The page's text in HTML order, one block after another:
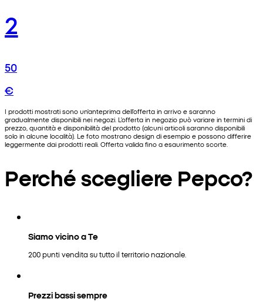
2
50
€
I prodotti mostrati sono un'anteprima dell'offerta in arrivo e saranno
gradualmente disponibili nei negozi. L'offerta in negozio può variare in termini di
prezzo, quantità e disponibilità del prodotto (alcuni articoli saranno disponibili
solo in alcune località). Le foto mostrano design di esempio e possono differire
leggermente dai prodotti reali. Offerta valida fino a esaurimento scorte.
Perché scegliere Pepco?
Siamo vicino a Te
200 punti vendita su tutto il territorio nazionale.
Prezzi bassi sempre